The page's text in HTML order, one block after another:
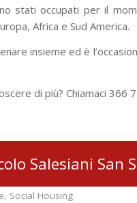
stati occupati per il
Africa e Sud America.
insieme ed è
di più? Chiamaci 366
Salesiani San
, Social Housing